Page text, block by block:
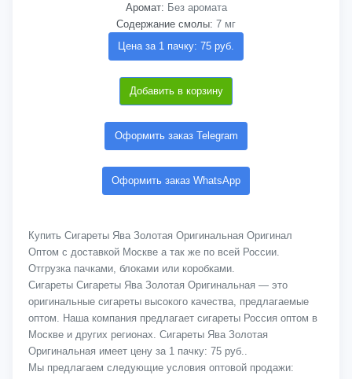
Аромат: Без аромата
Содержание смолы: 7 мг
Цена за 1 пачку: 75 руб.
Добавить в корзину
Оформить заказ Telegram
Оформить заказ WhatsApp
Купить Сигареты Ява Золотая Оригинальная Оригинал
Оптом с доставкой Москве а так же по всей России.
Отгрузка пачками, блоками или коробками.
Сигареты Сигареты Ява Золотая Оригинальная — это
оригинальные сигареты высокого качества, предлагаемые
оптом. Наша компания предлагает сигареты Россия оптом в
Москве и других регионах. Сигареты Ява Золотая
Оригинальная имеет цену за 1 пачку: 75 руб..
Мы предлагаем следующие условия оптовой продажи: